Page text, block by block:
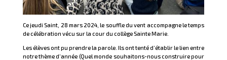
Ce jeudi Saint, 28 mars 2024, le souffle du vent accompagne le temps
de célébration vécu sur la cour du collège Sainte Marie.
Les élèves ont pu prendre la parole. Ils ont tenté d’établir le lien entre
notre thème d’année (Quel monde souhaitons-nous construire pour